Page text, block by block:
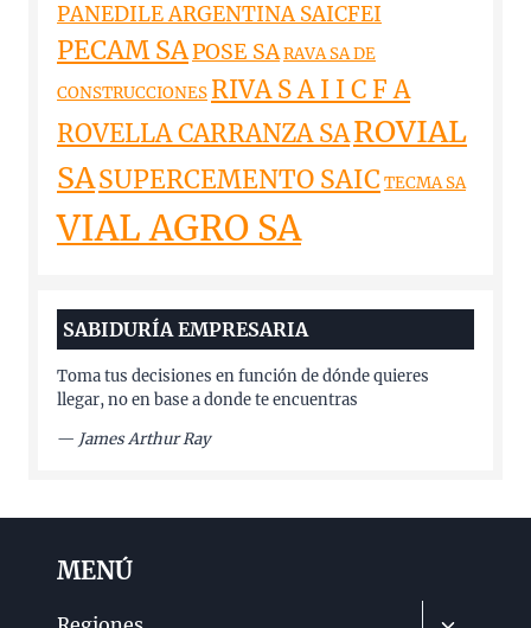
PANEDILE ARGENTINA SAICFEI
PECAM SAPOSE SARAVA SA DE
CONSTRUCCIONES RIVA S A I I C F A
ROVELLA CARRANZA SAROVIAL
SASUPERCEMENTO SAIC TECMA SA
VIAL AGRO SA
SABIDURÍA EMPRESARIA
Toma tus decisiones en función de dónde quieres
llegar, no en base a donde te encuentras
— James Arthur Ray
MENÚ